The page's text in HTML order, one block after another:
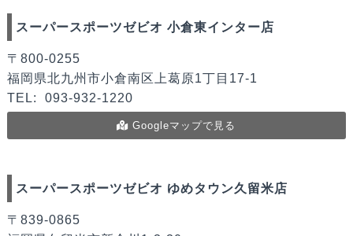
スーパースポーツゼビオ 小倉東インター店
〒800-0255
福岡県北九州市小倉南区上葛原1丁目17-1
TEL:
093-932-1220
Googleマップで見る
スーパースポーツゼビオ ゆめタウン久留米店
〒839-0865